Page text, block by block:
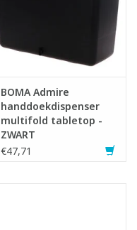
BOMA Admire
handdoekdispenser
multifold tabletop -
ZWART
€47,71